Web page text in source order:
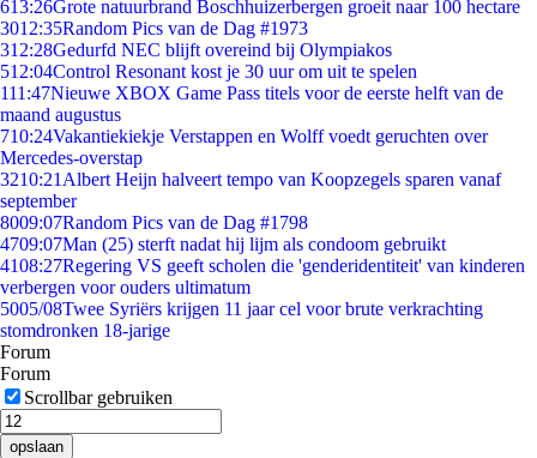
613:26Grote natuurbrand Boschhuizerbergen groeit naar 100 hectare
3012:35Random Pics van de Dag #1973
312:28Gedurfd NEC blijft overeind bij Olympiakos
512:04Control Resonant kost je 30 uur om uit te spelen
111:47Nieuwe XBOX Game Pass titels voor de eerste helft van de
maand augustus
710:24Vakantiekiekje Verstappen en Wolff voedt geruchten over
Mercedes-overstap
3210:21 Albert Heijn halveert tempo van Koopzegels sparen vanaf
september
8009:07Random Pics van de Dag #1798
4709:07Man (25) sterft nadat hij lijm als condoom gebruikt
4108:27Regering VS geeft scholen die 'genderidentiteit' van kinderen
verbergen voor ouders ultimatum
5005/08Twee Syriërs krijgen 11 jaar cel voor brute verkrachting
stomdronken 18-jarige
Forum
Forum
Scrollbar gebruiken
opslaan